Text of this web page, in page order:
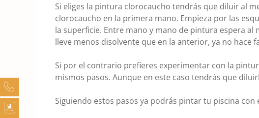
Si eliges la pintura clorocaucho tendrás que diluir al
clorocaucho en la primera mano. Empieza por las
la superficie. Entre mano y mano de pintura espera al
lleve menos disolvente que en la anterior, ya no hace
Si por el contrario prefieres experimentar con la
mismos pasos. Aunque en este caso tendrás que
Siguiendo estos pasos ya podrás pintar tu piscina con